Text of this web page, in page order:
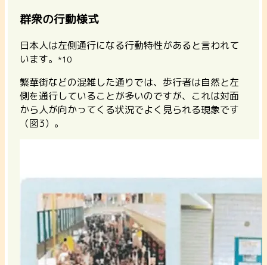
群衆の行動様式
日本人は左側通行になる行動特性があると言われて
います。 *10
繁華街などの混雑した通りでは、歩行者は自然と左
側を通行していることが多いのですが、これは対面
から人が向かってくる状況でよく見られる現象です
（図3）。